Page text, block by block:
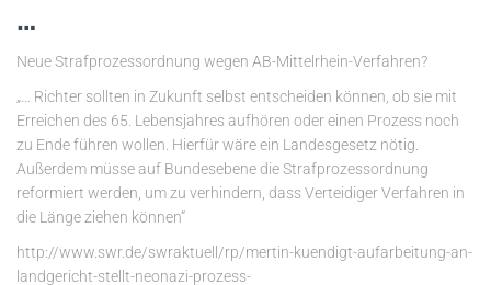
…
Neue Strafprozessordnung wegen AB-Mittelrhein-Verfahren?
„… Richter sollten in Zukunft selbst entscheiden können, ob sie mit
Erreichen des 65. Lebensjahres aufhören oder einen Prozess noch
zu Ende führen wollen. Hierfür wäre ein Landesgesetz nötig.
Außerdem müsse auf Bundesebene die Strafprozessordnung
reformiert werden, um zu verhindern, dass Verteidiger Verfahren in
die Länge ziehen können“
http://www.swr.de/swraktuell/rp/mertin-kuendigt-aufarbeitung-an-
landgericht-stellt-neonazi-prozess-